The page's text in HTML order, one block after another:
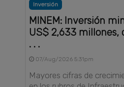
Inversión
MINEM: Inversión
US$ 2,633 millones,
. . .
07/Aug/2026 5:31pm
Mayores cifras de